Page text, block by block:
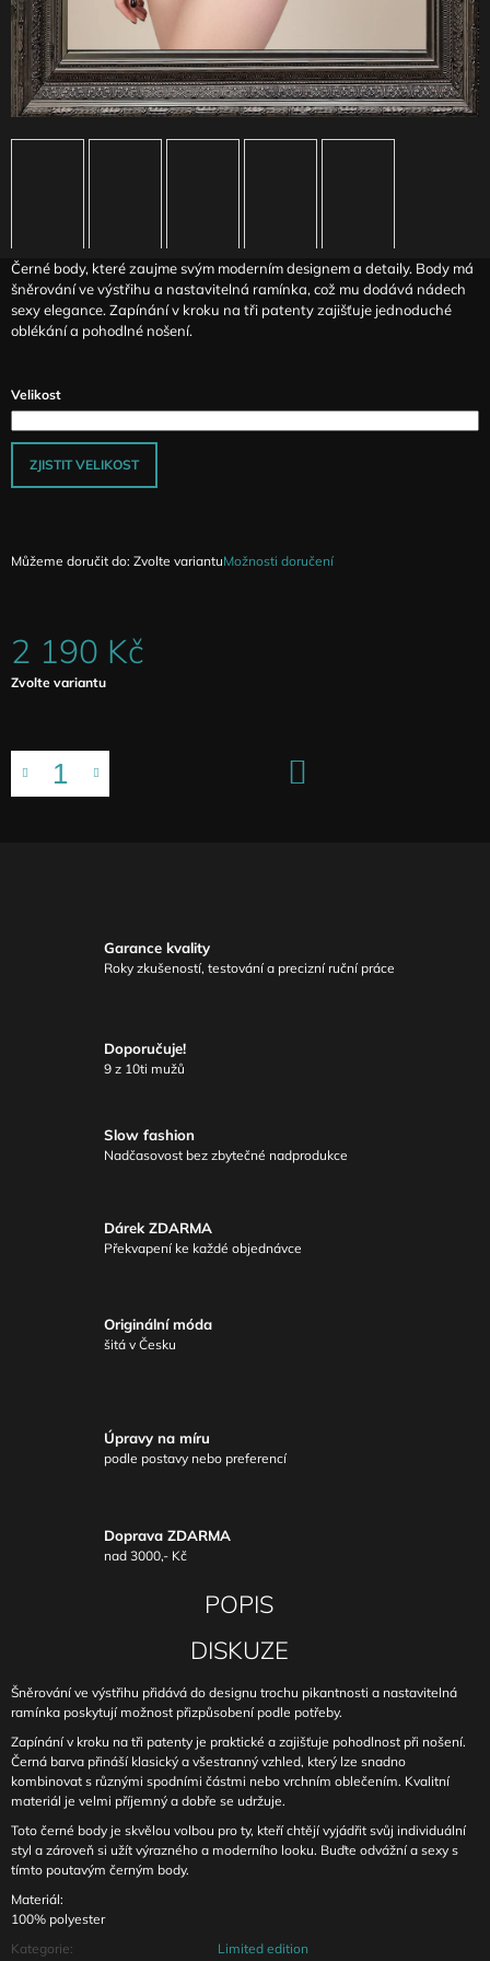
Černé body, které zaujme svým moderním designem a detaily. Body má
šněrování ve výstřihu a nastavitelná ramínka, což mu dodává nádech
sexy elegance. Zapínání v kroku na tři patenty zajišťuje jednoduché
oblékání a pohodlné nošení.
Velikost
ZJISTIT VELIKOST
Můžeme doručit do: Zvolte variantuMožnosti doručení
2 190 Kč
Měrná
Zvolte variantu
Garance kvality
Roky zkušeností, testování a precizní ruční práce
Doporučuje!
9 z 10ti mužů
Slow fashion
Nadčasovost bez zbytečné nadprodukce
Dárek ZDARMA
Překvapení ke každé objednávce
Originální móda
šitá v Česku
Úpravy na míru
podle postavy nebo preferencí
Doprava ZDARMA
nad 3000,- Kč
POPIS
DISKUZE
Šněrování ve výstřihu přidává do designu trochu pikantnosti a nastavitelná
ramínka poskytují možnost přizpůsobení podle potřeby.
Zapínání v kroku na tři patenty je praktické a zajišťuje pohodlnost při nošení.
Černá barva přináší klasický a všestranný vzhled, který lze snadno
kombinovat s různými spodními částmi nebo vrchním oblečením. Kvalitní
materiál je velmi příjemný a dobře se udržuje.
Toto černé body je skvělou volbou pro ty, kteří chtějí vyjádřit svůj individuální
styl a zároveň si užít výrazného a moderního looku. Buďte odvážní a sexy s
tímto poutavým černým body.
Materiál:
100% polyester
Kategorie: Limited edition
J
E
M
E
890
Kč